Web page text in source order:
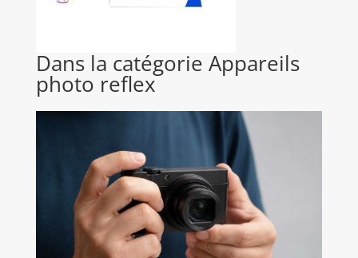
Dans la catégorie Appareils
photo reflex